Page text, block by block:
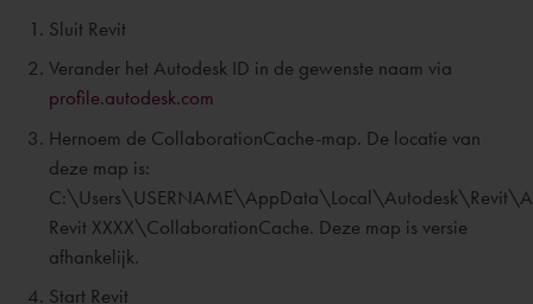
Sluit Revit
Verander het Autodesk ID in de gewenste naam via
profile.autodesk.com
Hernoem de CollaborationCache-map. De locatie van
deze map is:
Revit XXXX\CollaborationCache. Deze map is versie
afhankelijk.
Start Revit